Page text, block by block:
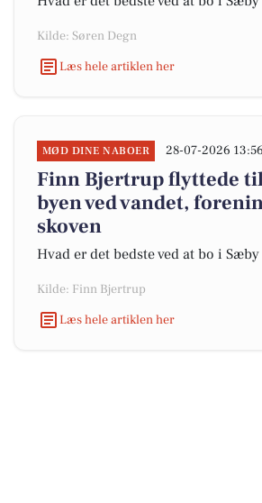
Kilde: Søren Degn
Læs hele artiklen her
MØD DINE NABOER 28-07-2026 13:56
Finn Bjertrup flyttede
byen ved vandet,
skoven
Hvad er det bedste ved at bo i
Kilde: Finn Bjertrup
Læs hele artiklen her